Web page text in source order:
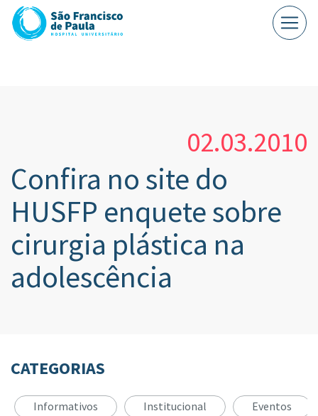
02.03.2010
Confira no site do
HUSFP enquete sobre
cirurgia plástica na
adolescência
CATEGORIAS
Informativos Institucional Eventos